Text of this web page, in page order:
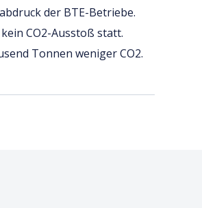
der BTE-Betriebe.
CO2-Ausstoß statt.
Tonnen weniger CO2.